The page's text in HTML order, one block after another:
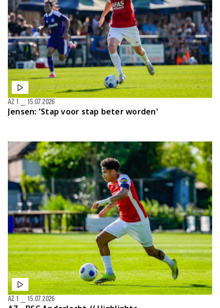
Jensen: 'Stap voor stap beter worden'
AZ 1 15.07.2026
AZ 1 15.07.2026